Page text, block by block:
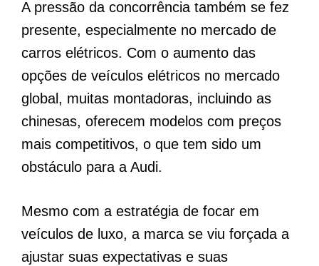
A pressão da concorrência também se fez
presente, especialmente no mercado de
carros elétricos. Com o aumento das
opções de veículos elétricos no mercado
global, muitas montadoras, incluindo as
chinesas, oferecem modelos com preços
mais competitivos, o que tem sido um
obstáculo para a Audi.
Mesmo com a estratégia de focar em
veículos de luxo, a marca se viu forçada a
ajustar suas expectativas e suas